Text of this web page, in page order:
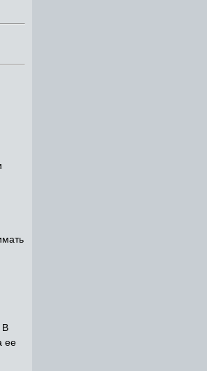
В
ее